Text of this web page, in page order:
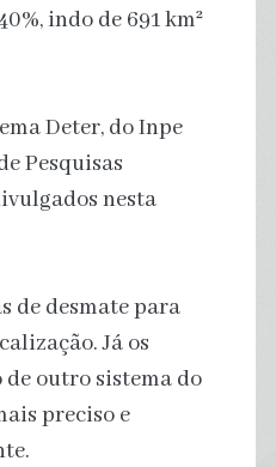
indo de 691 km²
Deter, do Inpe
Pesquisas
nesta
de desmate para
Já os
outro sistema do
preciso e